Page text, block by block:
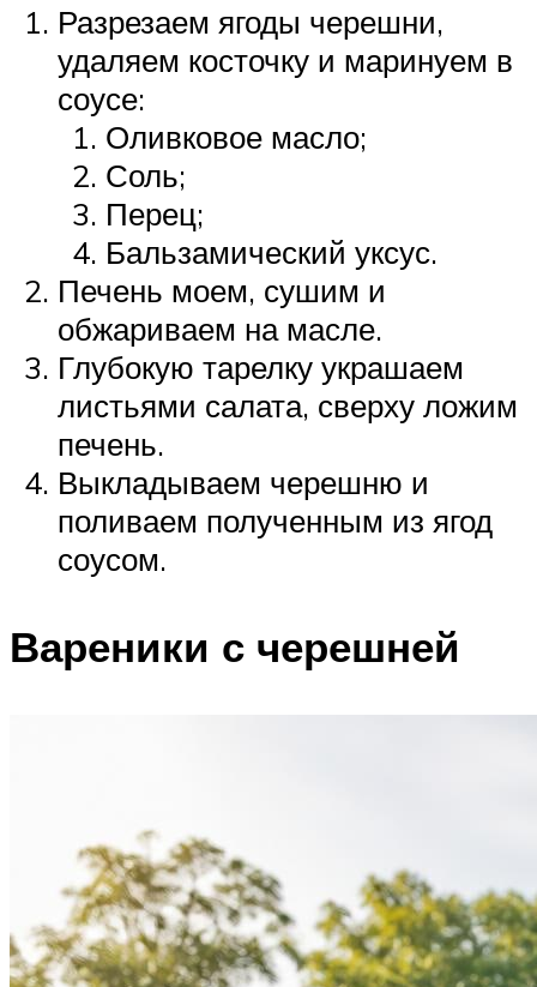
Разрезаем ягоды черешни,
удаляем косточку и маринуем в
соусе:
Оливковое масло;
Соль;
Перец;
Бальзамический уксус.
Печень моем, сушим и
обжариваем на масле.
Глубокую тарелку украшаем
листьями салата, сверху ложим
печень.
Выкладываем черешню и
поливаем полученным из ягод
соусом.
Вареники с черешней